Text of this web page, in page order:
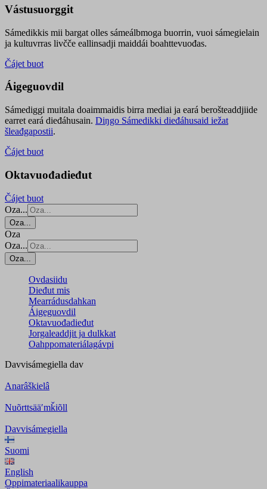
Vástusuorggit
Sámedikkis mii bargat olles sámeálbmoga buorrin, vuoi sámegielain
ja kultuvrras livčče eallinsadji maiddái boahttevuođas.
Čájet buot
Áigeguovdil
Sámediggi muitala doaimmaidis birra mediai ja eará berošteaddjiide
earret eará dieđáhusain. Diŋgo Sámedikki dieđáhusaid iežat
šleađgapostii.
Čájet buot
Oktavuođadieđut
Čájet buot
Oza...
Oza...
Oza
Oza...
Oza...
Ovdasiidu
Dieđut mis
Mearrádusdahkan
Áigeguovdil
Oktavuođadieđut
Jorgaleaddjit ja dulkkat
Oahppomateriálagávpi
Davvisámegiella dav
Anarâškielâ
Nuõrttsääʹmǩiõll
Davvisámegiella
Suomi
English
Oppimateriaalikauppa